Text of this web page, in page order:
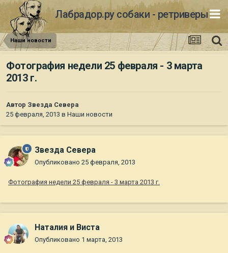
Лабрадор.ру собаки - ретриверы
Наши новости
Фотография недели 25 февраля - 3 марта
2013 г.
Автор Звезда Севера
25 февраля, 2013 в Наши новости
Звезда Севера
Опубликовано 25 февраля, 2013
Фотография недели 25 февраля - 3 марта 2013 г.
Наталия и Виста
Опубликовано 1 марта, 2013